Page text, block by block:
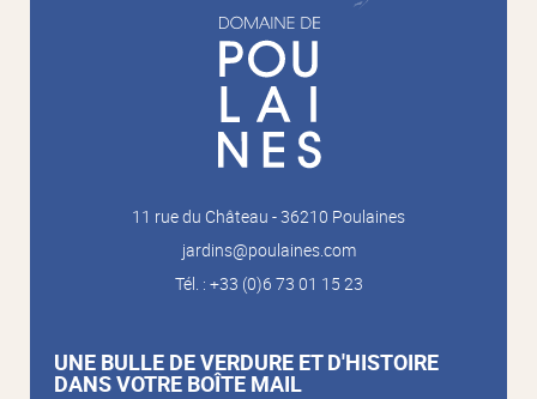
11 rue du Château - 36210 Poulaines
jardins@poulaines.com
Tél. : +33 (0)6 73 01 15 23
UNE BULLE DE VERDURE ET D'HISTOIRE
DANS VOTRE BOÎTE MAIL